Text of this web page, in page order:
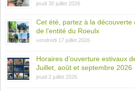
jeudi 30 juillet 2026
Cet été, partez à la
de l’entité du Roeulx
vendredi 17 juillet 2026
Horaires d’ouverture estivaux
Juillet, août et septembre 2026
jeudi 2 juillet 2026